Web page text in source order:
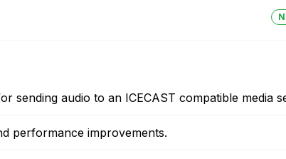
sending audio to an ICECAST compatible media
performance improvements.